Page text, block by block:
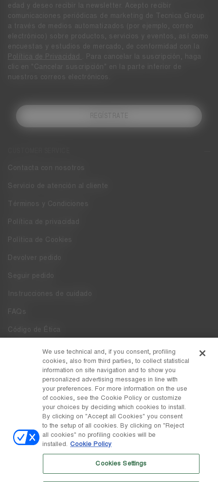
Contacta con nosotros
Servicio de atención al cliente
Términos y Condiciones
Política de privacidad
Polìtica de Cookies
Devolver pedido
Seguir pedido
Instrucciones de cuidado
FAQs
Código de Ética
Whistleblowing
Accesibilidad
DISCOVER MOON BOOT
Facebook
PAÍS / MONEDA
España / € cambiar
edad y deseo recibir la newsletter. Acepto recibir
comunicaciones periódicas de marketing de Tecnica Group
a través de medios automatizados (por ejemplo, correo
electrónico) sobre productos, servicios y eventos, así como
encuestas y estudios de mercado, de conformidad con la
Política de Privacidad . Para cancelar la suscripción, haga
clic en "Cancelar suscripción" en la parte inferior de
nuestros correos electrónicos.
REGÍSTRATE
We use technical and, if you consent, profiling
cookies, also from third parties, to collect statistical
information on site navigation and to show you
personalized advertising messages in line with
your preferences. For more information on the use
of cookies, see the Cookie Policy or customize
your choices by deciding which cookies to install.
By clicking on "Accept all Cookies" you consent
to the setup of all cookies. By clicking on "Reject
all cookies" no profiling cookies will be
installed. Cookie Policy
Cookies Settings